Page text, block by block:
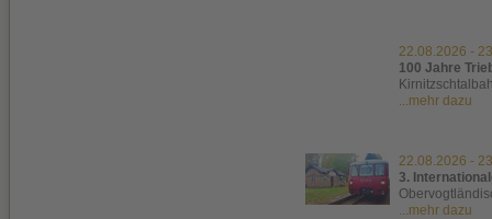
22.08.2026 -
100 Jahre
...mehr dazu
22.08.2026 -
3.
...mehr dazu